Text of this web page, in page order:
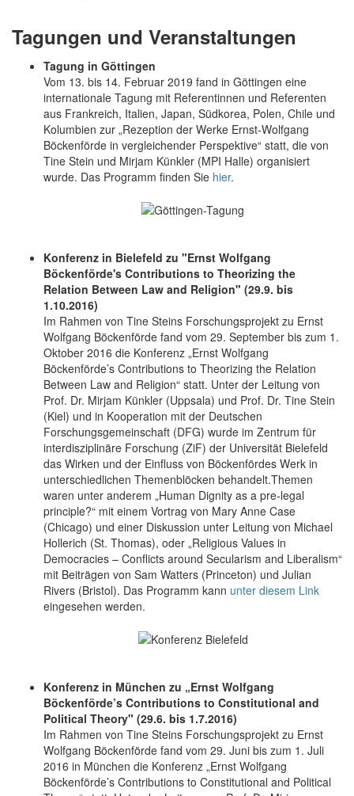
Tagungen und Veranstaltungen
Tagung in Göttingen
Vom 13. bis 14. Februar 2019 fand in Göttingen eine
internationale Tagung mit Referentinnen und Referenten
aus Frankreich, Italien, Japan, Südkorea, Polen, Chile und
Kolumbien zur „Rezeption der Werke Ernst-Wolfgang
Böckenförde in vergleichender Perspektive“ statt, die von
Tine Stein und Mirjam Künkler (MPI Halle) organisiert
wurde. Das Programm finden Sie hier.
Konferenz in Bielefeld zu "Ernst Wolfgang
Böckenförde's Contributions to Theorizing the
Relation Between Law and Religion" (29.9. bis
1.10.2016)
Im Rahmen von Tine Steins Forschungsprojekt zu Ernst
Wolfgang Böckenförde fand vom 29. September bis zum 1.
Oktober 2016 die Konferenz „Ernst Wolfgang
Böckenförde’s Contributions to Theorizing the Relation
Between Law and Religion“ statt. Unter der Leitung von
Prof. Dr. Mirjam Künkler (Uppsala) und Prof. Dr. Tine Stein
(Kiel) und in Kooperation mit der Deutschen
Forschungsgemeinschaft (DFG) wurde im Zentrum für
interdisziplinäre Forschung (ZiF) der Universität Bielefeld
das Wirken und der Einfluss von Böckenfördes Werk in
unterschiedlichen Themenblöcken behandelt.Themen
waren unter anderem „Human Dignity as a pre-legal
principle?“ mit einem Vortrag von Mary Anne Case
(Chicago) und einer Diskussion unter Leitung von Michael
Hollerich (St. Thomas), oder „Religious Values in
Democracies – Conflicts around Secularism and Liberalism“
mit Beiträgen von Sam Watters (Princeton) und Julian
Rivers (Bristol). Das Programm kann unter diesem Link
eingesehen werden.
Konferenz in München zu „Ernst Wolfgang
Böckenförde’s Contributions to Constitutional and
Political Theory" (29.6. bis 1.7.2016)
Im Rahmen von Tine Steins Forschungsprojekt zu Ernst
Wolfgang Böckenförde fand vom 29. Juni bis zum 1. Juli
2016 in München die Konferenz „Ernst Wolfgang
Böckenförde’s Contributions to Constitutional and Political